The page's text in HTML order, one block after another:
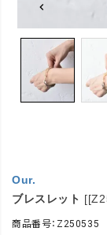
Our.
ブレスレット
商品番号：Z250535